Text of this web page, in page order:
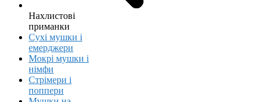
Нахлистові
приманки
Сухі мушки і
емерджери
Мокрі мушки і
німфи
Стрімери і
поппери